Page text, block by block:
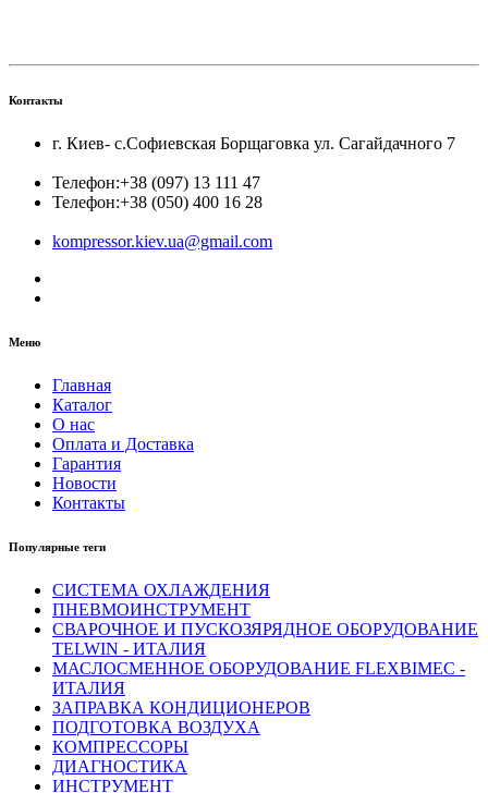
Контакты
г. Киев- с.Софиевская Борщаговка ул. Сагайдачного 7
Телефон:+38 (097) 13 111 47
Телефон:+38 (050) 400 16 28
kompressor.kiev.ua@gmail.com
Меню
Главная
Каталог
О нас
Оплата и Доставка
Гарантия
Новости
Контакты
Популярные теги
СИСТЕМА ОХЛАЖДЕНИЯ
ПНЕВМОИНСТРУМЕНТ
СВАРОЧНОЕ И ПУСКОЗЯРЯДНОЕ ОБОРУДОВАНИЕ
TELWIN - ИТАЛИЯ
МАСЛОСМЕННОЕ ОБОРУДОВАНИЕ FLEXBIMEC -
ИТАЛИЯ
ЗАПРАВКА КОНДИЦИОНЕРОВ
ПОДГОТОВКА ВОЗДУХА
КОМПРЕССОРЫ
ДИАГНОСТИКА
ИНСТРУМЕНТ